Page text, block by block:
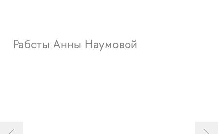
Работы Анны Наумовой